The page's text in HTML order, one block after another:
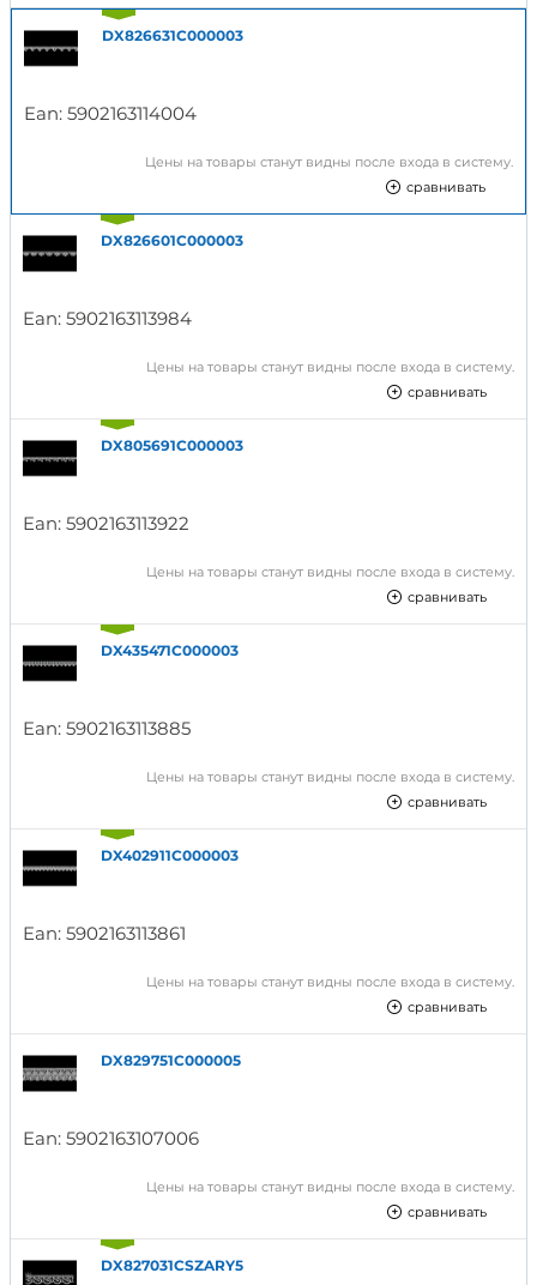
DX826631C000003
Ean: 5902163114004
Цены на товары станут видны после входа в систему.
сравнивать
DX826601C000003
Ean: 5902163113984
Цены на товары станут видны после входа в систему.
сравнивать
DX805691C000003
Ean: 5902163113922
Цены на товары станут видны после входа в систему.
сравнивать
DX435471C000003
Ean: 5902163113885
Цены на товары станут видны после входа в систему.
сравнивать
DX402911C000003
Ean: 5902163113861
Цены на товары станут видны после входа в систему.
сравнивать
DX829751C000005
Ean: 5902163107006
Цены на товары станут видны после входа в систему.
сравнивать
DX827031CSZARY5